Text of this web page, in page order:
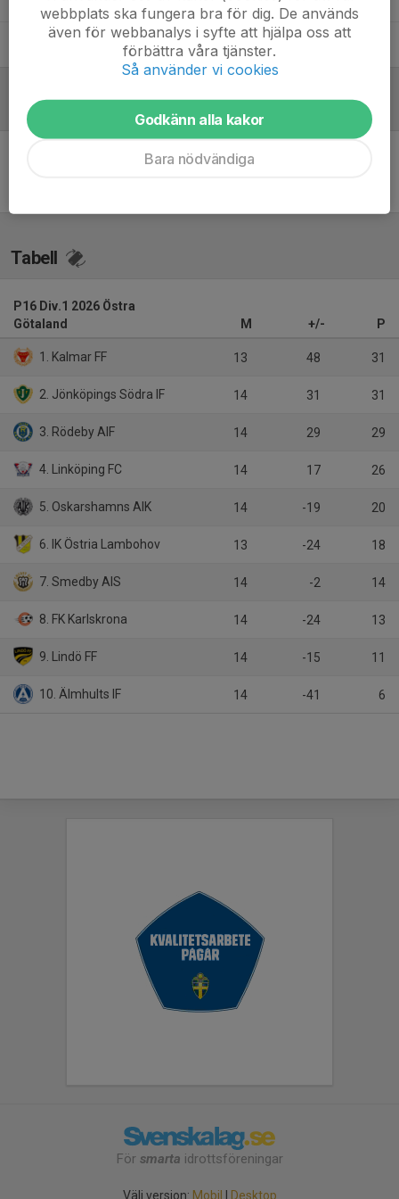
Markus FredrikssonTränare
Referat
Inget referat skrivet
Tabell
P16 Div.1 2026 Östra
Götaland
M +/- P
1. Kalmar FF 13 48 31
2. Jönköpings Södra IF 14 31 31
3. Rödeby AIF 14 29 29
4. Linköping FC 14 17 26
5. Oskarshamns AIK 14 -19 20
6. IK Östria Lambohov 13 -24 18
7. Smedby AIS 14 -2 14
8. FK Karlskrona 14 -24 13
9. Lindö FF 14 -15 11
10. Älmhults IF 14 -41 6
För smarta idrottsföreningar
Välj version: Mobil Desktop
webbplats ska fungera bra för dig. De används
även för webbanalys i syfte att hjälpa oss att
förbättra våra tjänster.
Så använder vi cookies
Godkänn alla kakor
Bara nödvändiga